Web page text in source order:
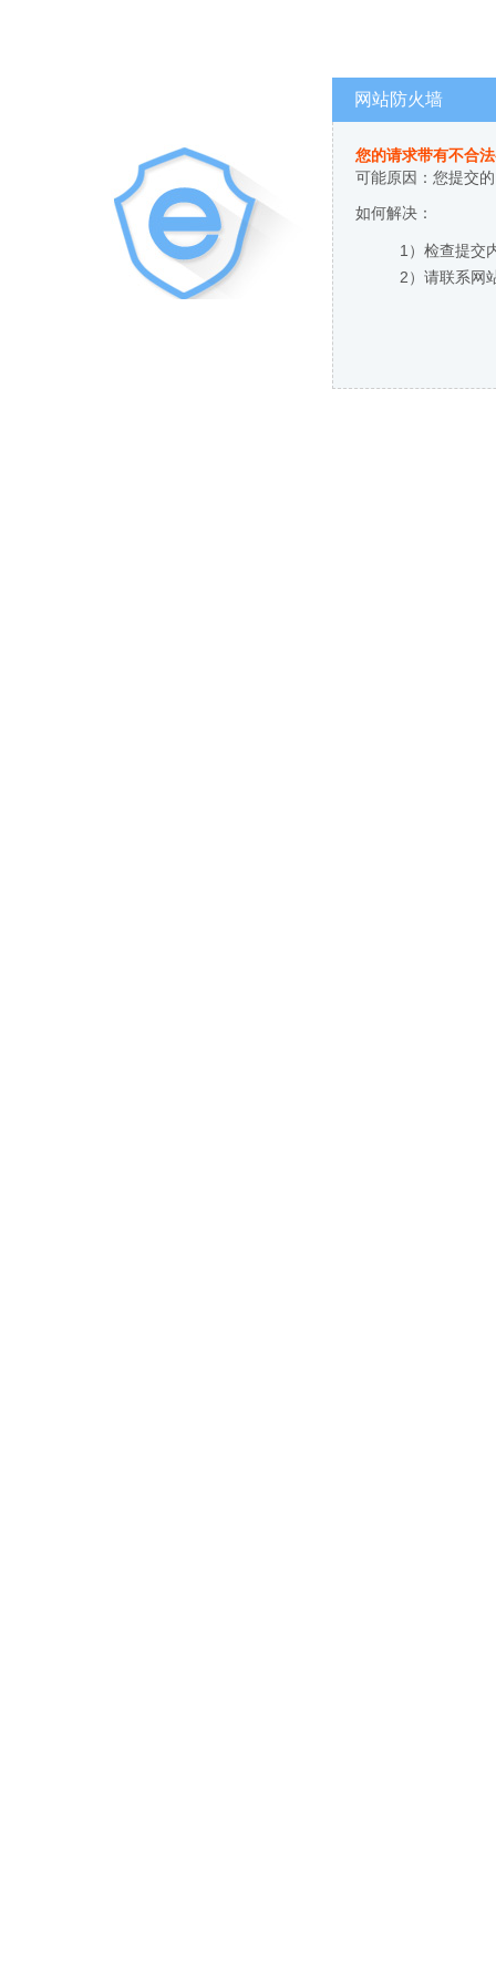
网站防火墙
您的请求带有不合
可能原因：您提交
如何解决：
1）检查提交
2）请联系网